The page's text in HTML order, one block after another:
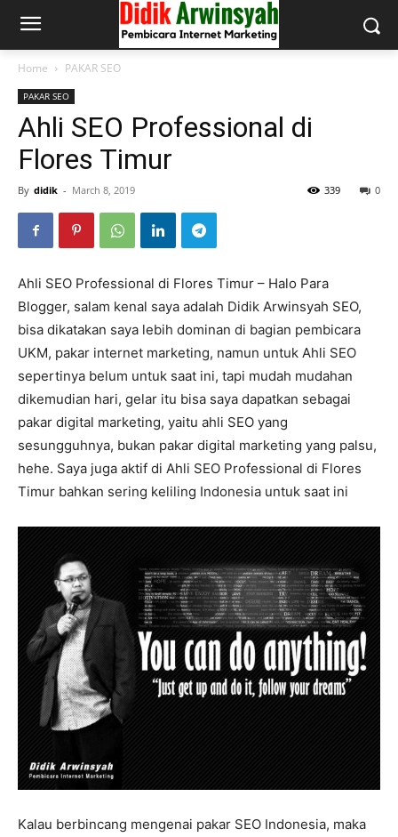
Home PAKAR SEO
PAKAR SEO
Ahli SEO Professional di
Flores Timur
By didik - March 8, 2019 0
339
Ahli SEO Professional di Flores Timur – Halo Para
Blogger, salam kenal saya adalah Didik Arwinsyah SEO,
bisa dikatakan saya lebih dominan di bagian pembicara
UKM, pakar internet marketing, namun untuk Ahli SEO
sepertinya belum untuk saat ini, tapi mudah mudahan
dikemudian hari, gelar itu bisa saya dapatkan sebagai
pakar digital marketing, yaitu ahli SEO yang
sesungguhnya, bukan pakar digital marketing yang palsu,
hehe. Saya juga aktif di Ahli SEO Professional di Flores
Timur bahkan sering keliling Indonesia untuk saat ini
Kalau berbincang mengenai pakar SEO Indonesia, maka